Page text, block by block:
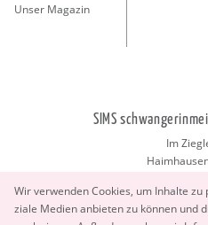
Wir ver­wen­den Coo­kies, um In­hal­te
zia­le Me­di­en an­bie­ten zu kön­nen und
Unser Magazin
SIMS
Im